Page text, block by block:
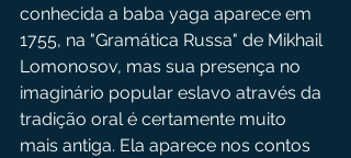
conhecida a baba yaga aparece em
1755, na "Gramática Russa" de Mikhail
Lomonosov, mas sua presença no
imaginário popular eslavo através da
tradição oral é certamente muito
mais antiga. Ela aparece nos contos